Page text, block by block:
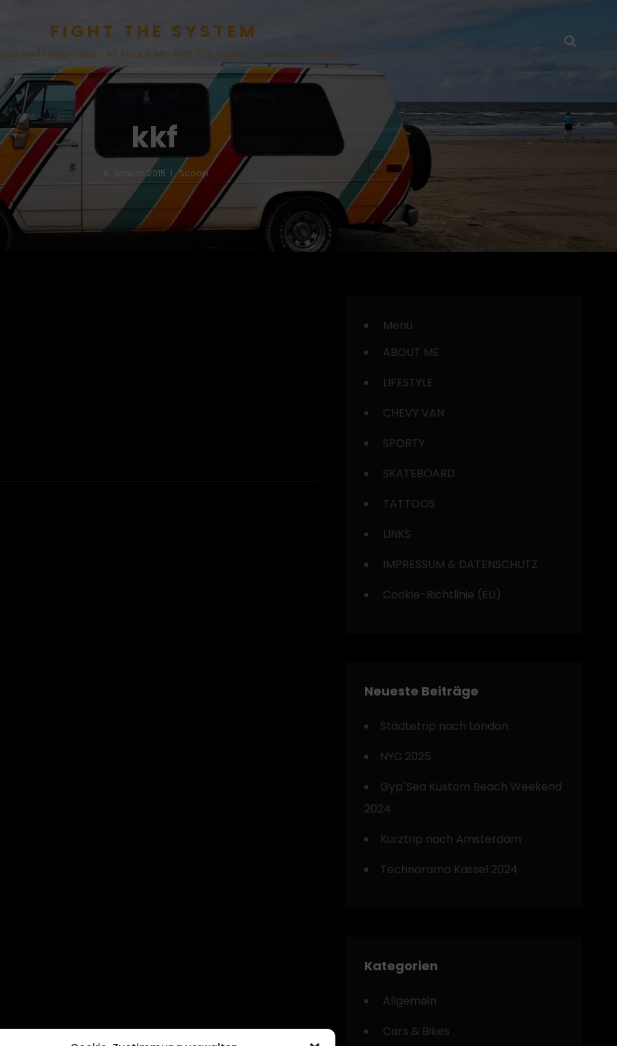
FIGHT THE SYSTEM
And Happiness… All About Me And The Kustom Kulture Lifestyle
kkf
8. Januar 2015 Scoop
Menü
ABOUT ME
LIFESTYLE
CHEVY VAN
SPORTY
SKATEBOARD
TATTOOS
LINKS
IMPRESSUM & DATENSCHUTZ
Cookie-Richtlinie (EU)
Neueste Beiträge
Städtetrip nach London
NYC 2025
Gyp`Sea Kustom Beach Weekend
2024
Kurztrip nach Amsterdam
Technorama Kassel 2024
Kategorien
Allgemein
Cars & Bikes